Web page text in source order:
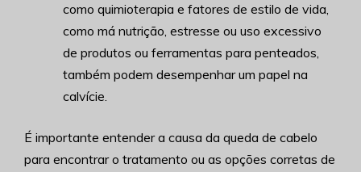
como quimioterapia e fatores de estilo de vida,
como má nutrição, estresse ou uso excessivo
de produtos ou ferramentas para penteados,
também podem desempenhar um papel na
calvície.
É importante entender a causa da queda de cabelo
para encontrar o tratamento ou as opções corretas de